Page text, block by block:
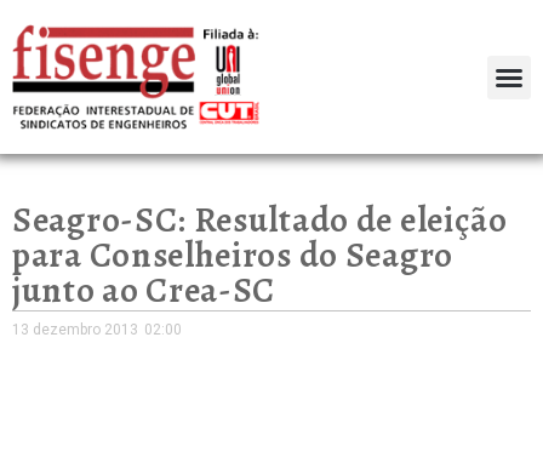
Seagro-SC: Resultado de eleição
para Conselheiros do Seagro
junto ao Crea-SC
13 dezembro 2013 02:00